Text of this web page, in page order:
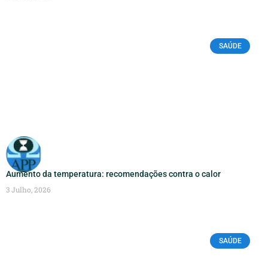
SAÚDE
Aumento da temperatura: recomendações contra o calor
3 Julho, 2026
SAÚDE